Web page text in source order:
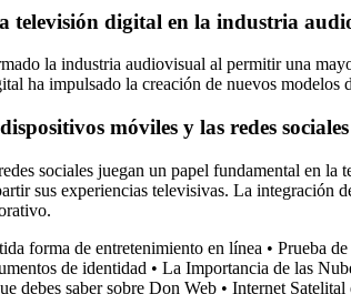
televisión digital en la industria
la industria audiovisual al permitir una
ha impulsado la creación de nuevos
móviles y las redes
sociales juegan un papel fundamental en
sus experiencias televisivas. La
forma de entretenimiento en línea • Prueba
de identidad • La Importancia de las
debes saber sobre Don Web • Internet